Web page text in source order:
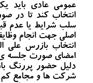
عمومی عادی باید
انتخاب کند تا در
سلب شرایط یا عدم
اصلی جهت انجام
انتخاب بازرس علی
امضای صورت جلسه ی
دلیل حضور پررنگ
شرکت ها و مجامع